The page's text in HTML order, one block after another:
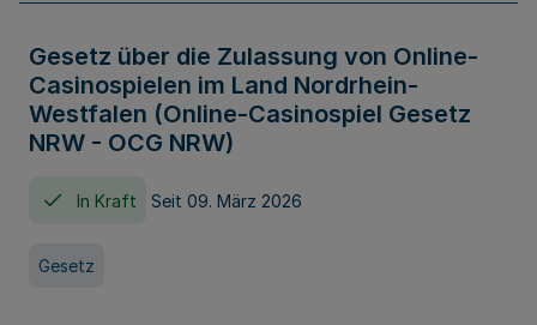
Gesetz über die Zulassung von Online-
Casinospielen im Land Nordrhein-
Westfalen (Online-Casinospiel Gesetz
NRW - OCG NRW)
In Kraft Seit 09. März 2026
Gesetz